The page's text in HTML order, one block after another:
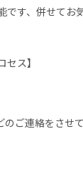
す、併せてお
セス】
のご連絡をさせ